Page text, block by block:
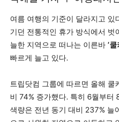
여름 여행의 기준이 달라지고 있
기던 전통적인 휴가 방식에서 벗
늘한 지역으로 떠나는 이른바 ‘
빠르게 늘고 있다.
트립닷컴 그룹에 따르면 올해 쿨
비 74% 증가했다. 특히 6월부터
색량은 전년 동기 대비 237% 늘